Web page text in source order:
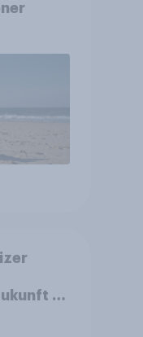
–